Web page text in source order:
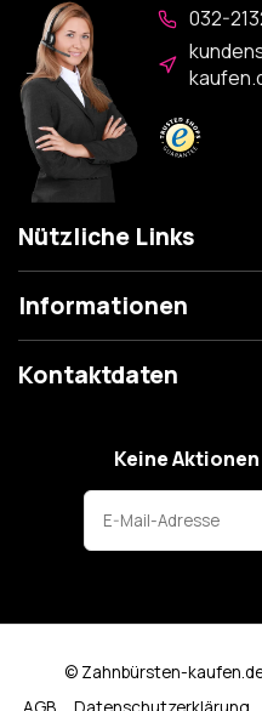
032-
Nützliche Links
Informationen
Kontaktdaten
Keine
© Zahnbürsten-